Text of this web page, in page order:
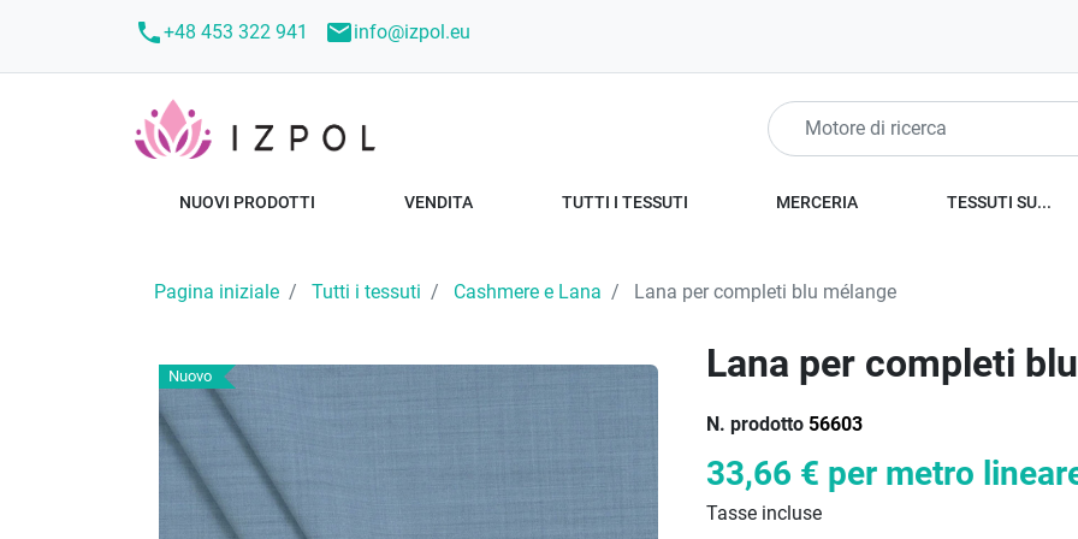
call+48 453 322 941 mailinfo@izpol.eu
NUOVI PRODOTTI VENDITA TUTTI I TESSUTI MERCERIA TESSUTI SU...
Pagina iniziale Tutti i tessuti Cashmere e Lana Lana per completi blu mélange
Nuovo Lana per completi
N. prodotto 56603
33,66 € per metro
Tasse incluse